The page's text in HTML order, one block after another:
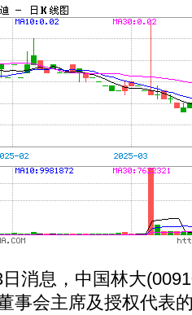
息，中国林大
事会主席及授权代表